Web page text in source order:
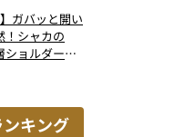
ガバッと開い
！シャカの
ショルダーバ
キング